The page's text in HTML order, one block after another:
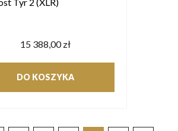
15 388,00 zł
DO KOSZYKA